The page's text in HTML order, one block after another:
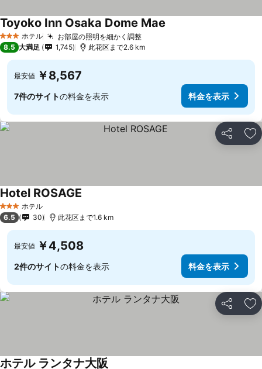
3 ホテルのランク
ホテル お部屋の照明を細かく調整
Toyoko Inn Osaka Dome Mae
8.5 大満足 1,745 此花区まで2.6 km
最安値 ￥8,567
7件のサイトの料金を表示 料金を表示
シェア お
3 ホテルのランク
ホテル
Hotel ROSAGE
6.5 30 此花区まで1.6 km
最安値 ￥4,508
2件のサイトの料金を表示 料金を表示
シェア お
ホテル ランタナ大阪